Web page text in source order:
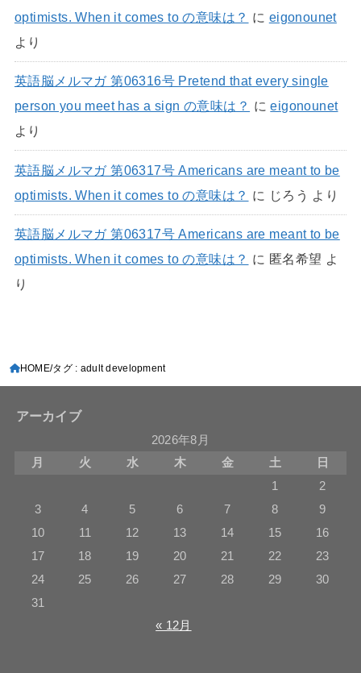
optimists. When it comes to の意味は？ に eigonounet
より
英語脳メルマガ 第06316号 Pretend that every single
person you meet has a sign の意味は？ にeigonounet
より
英語脳メルマガ 第06317号 Americans are meant to be
optimists. When it comes to の意味は？ に じろう より
英語脳メルマガ 第06317号 Americans are meant to be
optimists. When it comes to の意味は？ に 匿名希望 よ
り
HOME タグ : adult development
アーカイブ
2026年8月
月
火 水 木 金 土
日
1
2
3
4 5 6 7 8
9
10
11 12 13 14 15
16
17
18 19 20 21 22
23
24
25 26 27 28 29
30
31
« 12月